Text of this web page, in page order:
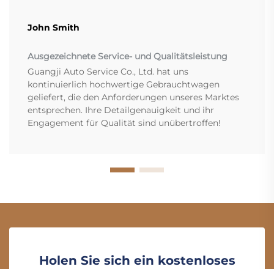
John Smith
Ausgezeichnete Service- und Qualitätsleistung
Guangji Auto Service Co., Ltd. hat uns
kontinuierlich hochwertige Gebrauchtwagen
geliefert, die den Anforderungen unseres Marktes
entsprechen. Ihre Detailgenauigkeit und ihr
Engagement für Qualität sind unübertroffen!
Holen Sie sich ein kostenloses